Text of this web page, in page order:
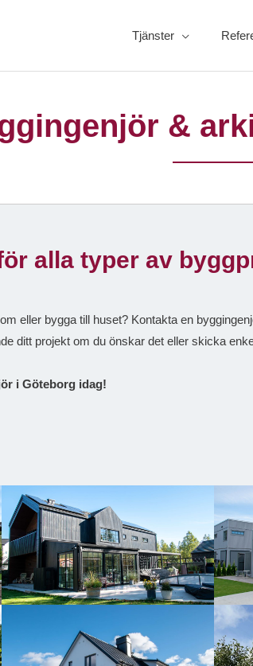
Tjänster
&
alla typer av
eller bygga till huset? Kontakta en
ditt projekt om du önskar det eller skicka
i Göteborg idag!